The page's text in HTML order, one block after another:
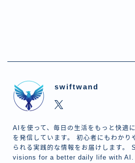
swiftwand
AIを使って、毎日の生活をもっと快適
を発信しています。 初心者にもわかり
られる実践的な情報をお届けします。
visions for a better daily life with